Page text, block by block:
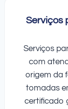
Serviços
Serviços
com
origem da
tomadas
certificado